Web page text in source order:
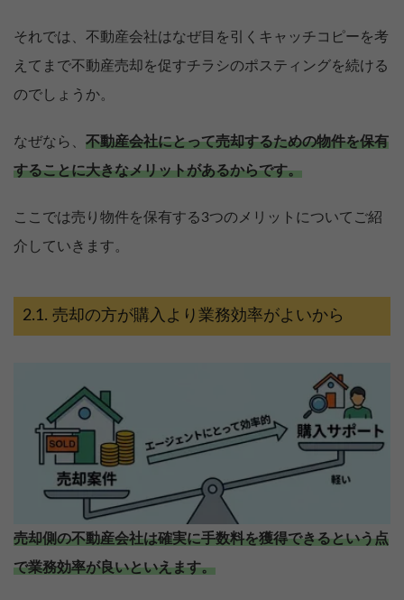
それでは、不動産会社はなぜ目を引くキャッチコピーを考
えてまで不動産売却を促すチラシのポスティングを続ける
のでしょうか。
なぜなら、 不動産会社にとって売却するための物件を保有
することに大きなメリットがあるからです。
ここでは売り物件を保有する3つのメリットについてご紹
介していきます。
売却の方が購入より業務効率がよいから
売却側の不動産会社は確実に手数料を獲得できるという点
で業務効率が良いといえます。